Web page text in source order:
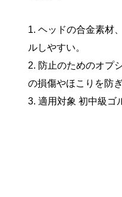
1. ヘッドの合金素材
ルしやすい。
2. 防止のためのオプ
の損傷やほこりを防
3. 適用対象 初中級ゴ